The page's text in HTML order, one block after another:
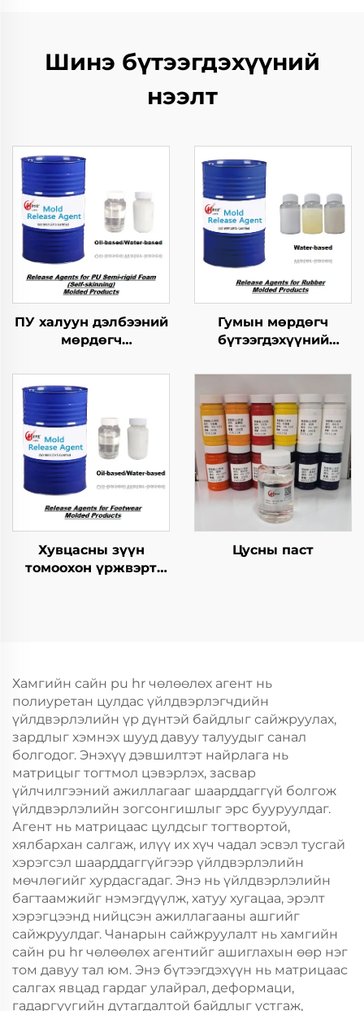
Шинэ бүтээгдэхүүний
нээлт
ПУ халуун дэлбээний
мөрдөгч
хэрэгсэл
Гумын мөрдөгч
бүтээгдэхүүний
Хувцасны зүүн
томоохон үржвэрт
Цусны паст
Хамгийн сайн pu hr чөлөөлөх агент нь
полиуретан цулдас үйлдвэрлэгчдийн
үйлдвэрлэлийн үр дүнтэй байдлыг сайжруулах,
зардлыг хэмнэх шууд давуу талуудыг санал
болгодог. Энэхүү дэвшилтэт найрлага нь
матрицыг тогтмол цэвэрлэх, засвар
үйлчилгээний ажиллагааг шаарддаггүй болгож
үйлдвэрлэлийн зогсонгишлыг эрс бууруулдаг.
Агент нь матрицаас цулдсыг тогтвортой,
хялбархан салгаж, илүү их хүч чадал эсвэл тусгай
хэрэгсэл шаарддаггүйгээр үйлдвэрлэлийн
мөчлөгийг хурдасгадаг. Энэ нь үйлдвэрлэлийн
багтаамжийг нэмэгдүүлж, хатуу хугацаа, эрэлт
хэрэгцээнд нийцсэн ажиллагааны ашгийг
сайжруулдаг. Чанарын сайжруулалт нь хамгийн
сайн pu hr чөлөөлөх агентийг ашиглахын өөр нэг
том давуу тал юм. Энэ бүтээгдэхүүн нь матрицаас
салгах явцад гардаг улайрал, деформаци,
гадаргуугийн дутагдалтой байдлыг устгаж,